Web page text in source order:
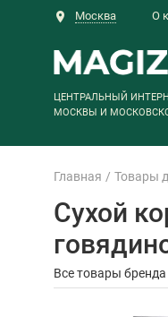
Москва О
ЦЕНТРАЛЬНЫЙ
МОСКВЫ И
Главная Товары
Сухой
Все товары бренда